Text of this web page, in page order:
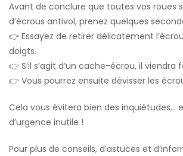
Avant de conclure que toutes vos roues
d’écrous antivol, prenez quelques
👉 Essayez de retirer délicatement
doigts.
👉 S’il s’agit d’un cache-écrou, il viendra
👉 Vous pourrez ensuite dévisser les
Cela vous évitera bien des inquiétudes…
d’urgence inutile !
Pour plus de conseils, d’astuces et